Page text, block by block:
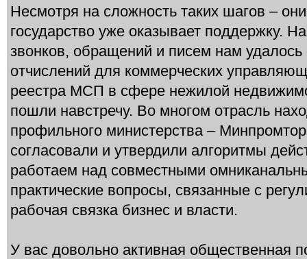
Несмотря на сложность таких шагов –
государство уже оказывает поддержку.
звонков, обращений и писем нам
отчислений для коммерческих
реестра МСП в сфере нежилой
пошли навстречу. Во многом отрасль
профильного министерства –
согласовали и утвердили алгоритмы
работаем над совместными
практические вопросы, связанные с
рабочая связка бизнес и власти.
У вас довольно активная общественная